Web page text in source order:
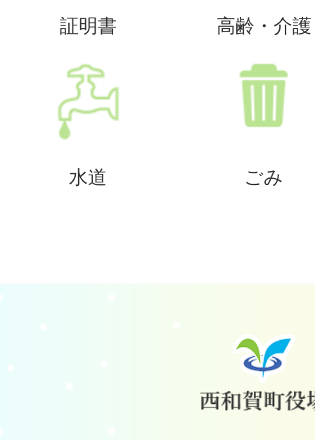
証明書 高齢・介護
水道 ごみ